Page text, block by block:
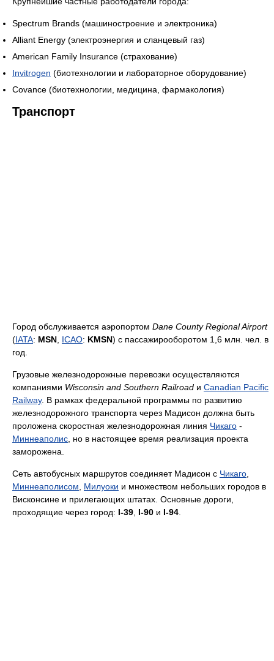
Spectrum Brands (машиностроение и электроника)
Alliant Energy (электроэнергия и сланцевый газ)
American Family Insurance (страхование)
Invitrogen (биотехнологии и лабораторное оборудование)
Covance (биотехнологии, медицина, фармакология)
Транспорт
Город обслуживается аэропортом Dane County Regional Airport
(IATA: MSN, ICAO: KMSN) с пассажирооборотом 1,6 млн. чел. в
год.
Грузовые железнодорожные перевозки осуществляются
компаниями Wisconsin and Southern Railroad и Canadian Pacific
Railway. В рамках федеральной программы по развитию
железнодорожного транспорта через Мадисон должна быть
проложена скоростная железнодорожная линия Чикаго -
Миннеаполис, но в настоящее время реализация проекта
заморожена.
Сеть автобусных маршрутов соединяет Мадисон с Чикаго,
Миннеаполисом, Милуоки и множеством небольших городов в
Висконсине и прилегающих штатах. Основные дороги,
проходящие через город: I-39, I-90 и I-94.